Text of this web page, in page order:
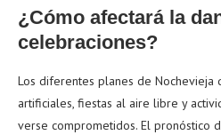
¿Cómo afectará la
celebraciones?
Los diferentes planes de Nochevieja
artificiales, fiestas al aire libre y
verse comprometidos. El pronóstico